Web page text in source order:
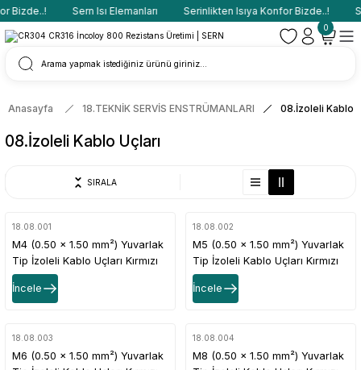
Bizde..! Sern Isı Elemanları Serinlikten Isıya Konfor Bizde..!
0
Anasayfa 18.TEKNİK SERVİS ENSTRÜMANLARI 08.İzoleli Kablo
08.İzoleli Kablo Uçları
SIRALA
18.08.001
M4 (0.50 x 1.50 mm²) Yuvarlak
Tip İzoleli Kablo Uçları Kırmızı
Renk - 1 Paket - 200Adet
İncele
18.08.002
M5 (0.50 x 1.50 mm²) Yuvarlak
Tip İzoleli Kablo Uçları Kırmızı
Renk - 1 Paket - 200Adet
İncele
18.08.003
M6 (0.50 x 1.50 mm²) Yuvarlak
18.08.004
M8 (0.50 x 1.50 mm²) Yuvarlak